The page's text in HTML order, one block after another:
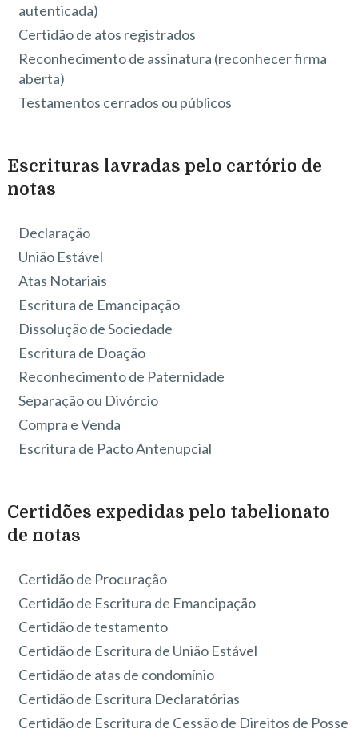
autenticada)
Certidão de atos registrados
Reconhecimento de assinatura (reconhecer firma
aberta)
Testamentos cerrados ou públicos
Escrituras lavradas pelo cartório de
notas
Declaração
União Estável
Atas Notariais
Escritura de Emancipação
Dissolução de Sociedade
Escritura de Doação
Reconhecimento de Paternidade
Separação ou Divórcio
Compra e Venda
Escritura de Pacto Antenupcial
Certidões expedidas pelo tabelionato
de notas
Certidão de Procuração
Certidão de Escritura de Emancipação
Certidão de testamento
Certidão de Escritura de União Estável
Certidão de atas de condomínio
Certidão de Escritura Declaratórias
Certidão de Escritura de Cessão de Direitos de Posse